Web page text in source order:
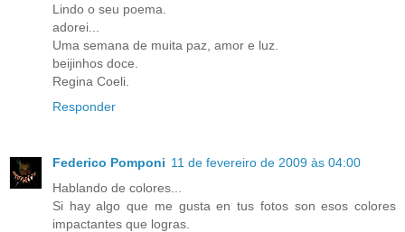
Lindo o seu poema.
adorei...
Uma semana de muita paz, amor e luz.
beijinhos doce.
Regina Coeli.
Responder
Federico Pomponi 11 de fevereiro de 2009 às 04:00
Hablando de colores...
Si hay algo que me gusta en tus fotos son esos colores
impactantes que logras.